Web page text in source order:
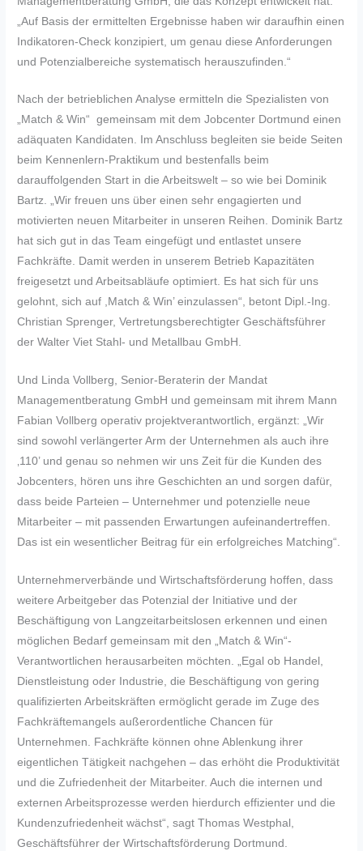
„Auf Basis der ermittelten Ergebnisse haben wir daraufhin einen
Indikatoren-Check konzipiert, um genau diese Anforderungen
und Potenzialbereiche systematisch herauszufinden.“
Nach der betrieblichen Analyse ermitteln die Spezialisten von
„Match & Win“ gemeinsam mit dem Jobcenter Dortmund einen
adäquaten Kandidaten. Im Anschluss begleiten sie beide Seiten
beim Kennenlern-Praktikum und bestenfalls beim
darauffolgenden Start in die Arbeitswelt – so wie bei Dominik
Bartz. „Wir freuen uns über einen sehr engagierten und
motivierten neuen Mitarbeiter in unseren Reihen. Dominik Bartz
hat sich gut in das Team eingefügt und entlastet unsere
Fachkräfte. Damit werden in unserem Betrieb Kapazitäten
freigesetzt und Arbeitsabläufe optimiert. Es hat sich für uns
gelohnt, sich auf ,Match & Win’ einzulassen“, betont Dipl.-Ing.
Christian Sprenger, Vertretungsberechtigter Geschäftsführer
der Walter Viet Stahl- und Metallbau GmbH.
Und Linda Vollberg, Senior-Beraterin der Mandat
Managementberatung GmbH und gemeinsam mit ihrem Mann
Fabian Vollberg operativ projektverantwortlich, ergänzt: „Wir
sind sowohl verlängerter Arm der Unternehmen als auch ihre
‚110’ und genau so nehmen wir uns Zeit für die Kunden des
Jobcenters, hören uns ihre Geschichten an und sorgen dafür,
dass beide Parteien – Unternehmer und potenzielle neue
Mitarbeiter – mit passenden Erwartungen aufeinandertreffen.
Das ist ein wesentlicher Beitrag für ein erfolgreiches Matching“.
Unternehmerverbände und Wirtschaftsförderung hoffen, dass
weitere Arbeitgeber das Potenzial der Initiative und der
Beschäftigung von Langzeitarbeitslosen erkennen und einen
möglichen Bedarf gemeinsam mit den „Match & Win“-
Verantwortlichen herausarbeiten möchten. „Egal ob Handel,
Dienstleistung oder Industrie, die Beschäftigung von gering
qualifizierten Arbeitskräften ermöglicht gerade im Zuge des
Fachkräftemangels außerordentliche Chancen für
Unternehmen. Fachkräfte können ohne Ablenkung ihrer
eigentlichen Tätigkeit nachgehen – das erhöht die Produktivität
und die Zufriedenheit der Mitarbeiter. Auch die internen und
externen Arbeitsprozesse werden hierdurch effizienter und die
Kundenzufriedenheit wächst“, sagt Thomas Westphal,
Geschäftsführer der Wirtschaftsförderung Dortmund.